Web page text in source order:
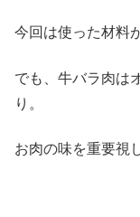
今回は使った材料
でも、牛バラ肉は
り。
お肉の味を重要視